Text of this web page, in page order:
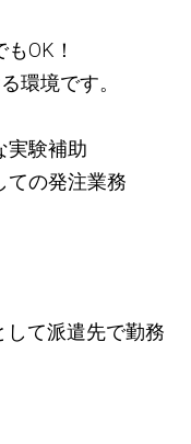
OK！
環境です。
実験補助
ての発注業務
て派遣先で勤務